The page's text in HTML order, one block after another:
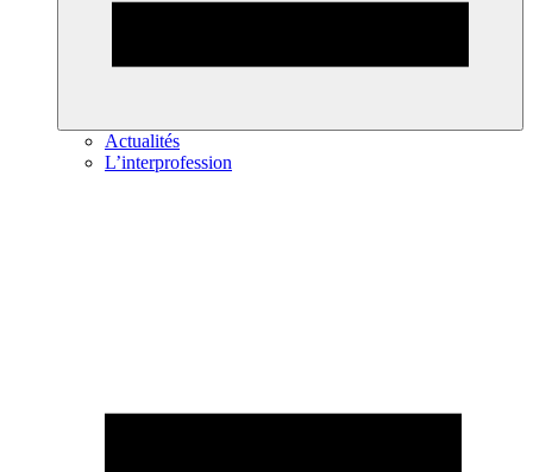
Actualités
L’interprofession